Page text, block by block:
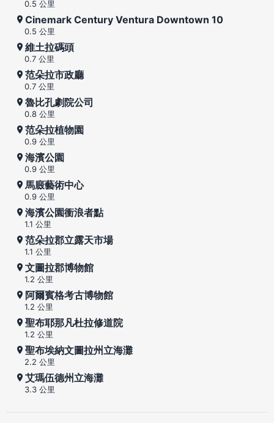
0.5 公里
Cinemark Century Ventura Downtown 10
0.5 公里
維土拉碼頭
0.7 公里
范朵拉市政廳
0.7 公里
魯比孔劇院公司
0.8 公里
范朵拉植物園
0.9 公里
海濱公園
0.9 公里
馬廄藝術中心
0.9 公里
海濱公園衝浪者點
1.1 公里
范朵拉郡立露天市場
1.1 公里
文圖拉郡博物館
1.2 公里
阿爾賓格考古博物館
1.2 公里
聖布耶那凡杜拉修道院
1.2 公里
聖布埃納文圖拉州立海灘
2.2 公里
艾瑪伍德州立海灘
3.3 公里